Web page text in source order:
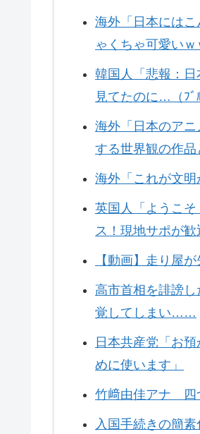
海外「日本には
ゃくちゃ可愛い
韓国人「悲報：
見てたのに…（ﾌﾞ
海外「日本のア
する世界観の作
海外「これが文
英国人「ようこ
ス！現地サポが
【動画】走り屋
高市首相を誹謗
覚してしまい……
日本共産党「お
めに使います」
竹﨑由佳アナ 四
入国手続きの簡